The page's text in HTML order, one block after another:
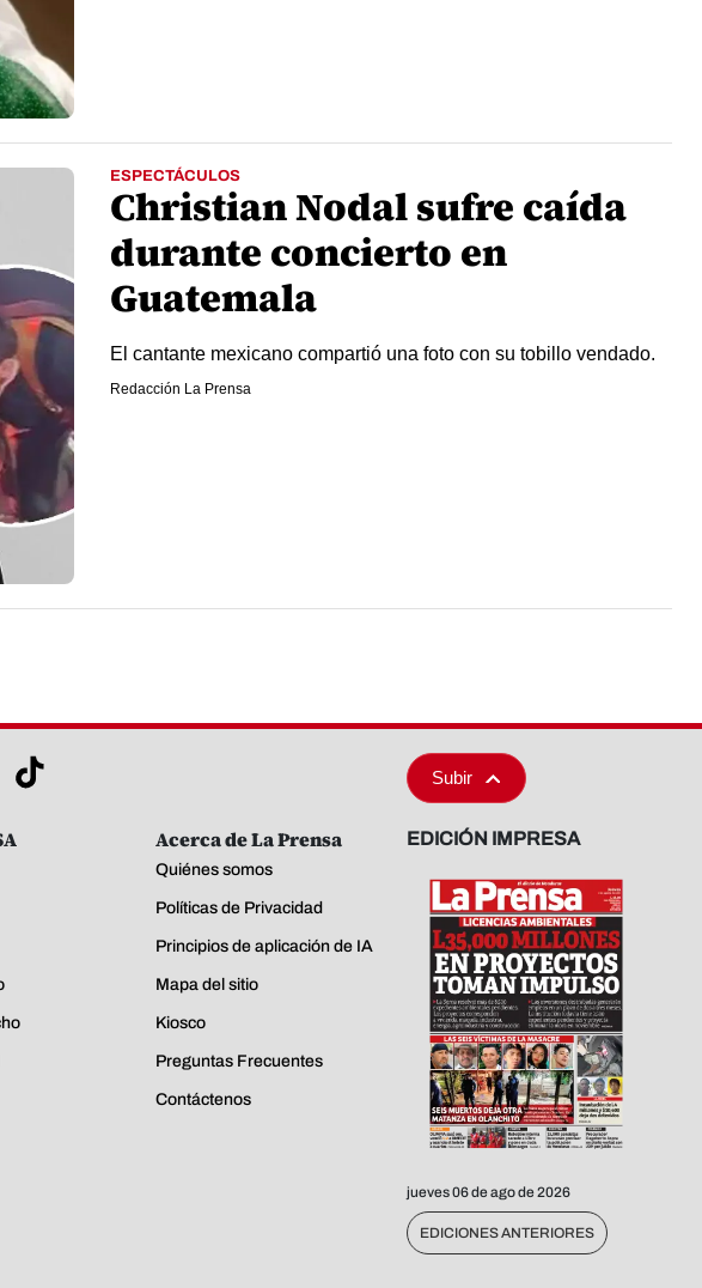
ESPECTÁCULOS
Christian Nodal sufre caída
durante concierto en
Guatemala
El cantante mexicano compartió una foto con su tobillo vendado.
Redacción La Prensa
Subir
Acerca de La Prensa
Quiénes somos
Políticas de Privacidad
Principios de aplicación de IA
Mapa del sitio
Kiosco
Preguntas Frecuentes
Contáctenos
EDICIÓN IMPRESA
jueves 06 de ago de 2026
EDICIONES ANTERIORES